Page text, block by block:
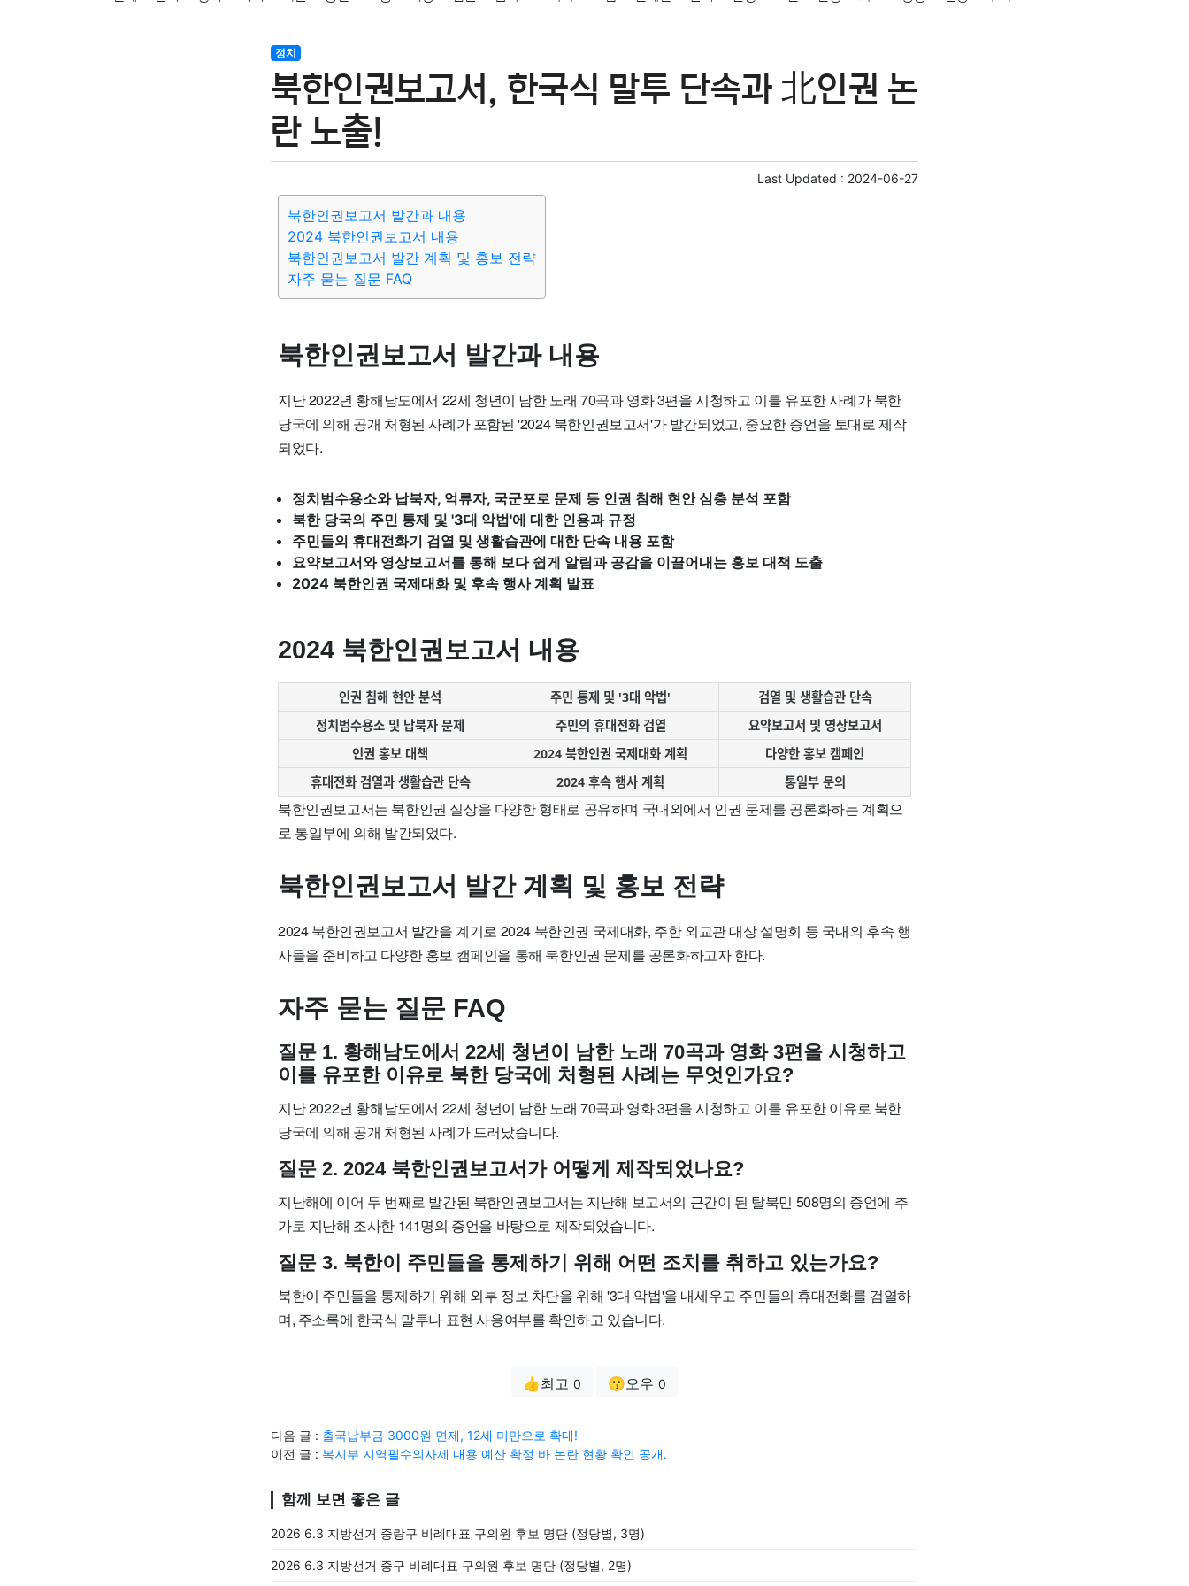
결혼 육아
기술 종교 사회 정치 건강 의료 의학 경제 마케팅 부동산 외국어 교육 교통 생활 기타
정치
북한인권보고서, 한국식 말투 단속과 北인권 논
란 노출!
Last Updated : 2024-06-27
북한인권보고서 발간과 내용
2024 북한인권보고서 내용
북한인권보고서 발간 계획 및 홍보 전략
자주 묻는 질문 FAQ
북한인권보고서 발간과 내용
지난 2022년 황해남도에서 22세 청년이 남한 노래 70곡과 영화 3편을 시청하고 이를 유포한 사례가 북한
당국에 의해 공개 처형된 사례가 포함된 '2024 북한인권보고서'가 발간되었고, 중요한 증언을 토대로 제작
되었다.
정치범수용소와 납북자, 억류자, 국군포로 문제 등 인권 침해 현안 심층 분석 포함
북한 당국의 주민 통제 및 '3대 악법'에 대한 인용과 규정
주민들의 휴대전화기 검열 및 생활습관에 대한 단속 내용 포함
요약보고서와 영상보고서를 통해 보다 쉽게 알림과 공감을 이끌어내는 홍보 대책 도출
2024 북한인권 국제대화 및 후속 행사 계획 발표
2024 북한인권보고서 내용
인권 침해 현안 분석 주민 통제 및 '3대 악법'
검열 및 생활습관 단속
정치범수용소 및 납북자 문제
주민의 휴대전화 검열
요약보고서 및 영상보고서
인권 홍보 대책
2024 북한인권 국제대화 계획
다양한 홍보 캠페인
휴대전화 검열과 생활습관 단속
2024 후속 행사 계획 통일부 문의
북한인권보고서는 북한인권 실상을 다양한 형태로 공유하며 국내외에서 인권 문제를 공론화하는 계획으
로 통일부에 의해 발간되었다.
북한인권보고서 발간 계획 및 홍보 전략
2024 북한인권보고서 발간을 계기로 2024 북한인권 국제대화, 주한 외교관 대상 설명회 등 국내외 후속 행
사들을 준비하고 다양한 홍보 캠페인을 통해 북한인권 문제를 공론화하고자 한다.
자주 묻는 질문 FAQ
질문 1. 황해남도에서 22세 청년이 남한 노래 70곡과 영화 3편을 시청하고
이를 유포한 이유로 북한 당국에 처형된 사례는 무엇인가요?
지난 2022년 황해남도에서 22세 청년이 남한 노래 70곡과 영화 3편을 시청하고 이를 유포한 이유로 북한
당국에 의해 공개 처형된 사례가 드러났습니다.
질문 2. 2024 북한인권보고서가 어떻게 제작되었나요?
지난해에 이어 두 번째로 발간된 북한인권보고서는 지난해 보고서의 근간이 된 탈북민 508명의 증언에 추
가로 지난해 조사한 141명의 증언을 바탕으로 제작되었습니다.
질문 3. 북한이 주민들을 통제하기 위해 어떤 조치를 취하고 있는가요?
북한이 주민들을 통제하기 위해 외부 정보 차단을 위해 '3대 악법'을 내세우고 주민들의 휴대전화를 검열하
며, 주소록에 한국식 말투나 표현 사용여부를 확인하고 있습니다.
👍최고 0 😗오우 0
다음 글 : 출국납부금 3000원 면제, 12세 미만으로 확대!
이전 글 : 복지부 지역필수의사제 내용 예산 확정 바 논란 현황 확인 공개.
함께 보면 좋은 글
2026 6.3 지방선거 중랑구 비례대표 구의원 후보 명단 (정당별, 3명)
2026 6.3 지방선거 중구 비례대표 구의원 후보 명단 (정당별, 2명)